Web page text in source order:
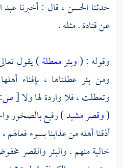
حدثنا الحسن، قال : أخبرناعبد
عنقتادة. مثله .
وقوله : (وبئر معطلة) يقول
ومن بئر عطلناها ، بإفناء
وتعطلت ، فلا واردة لها ولا[ص:
(وقصر مشيد) رفيع بالصخور
أذقنا أهله من عذابنا بسوء
خالية منهم . والبئر والقصر